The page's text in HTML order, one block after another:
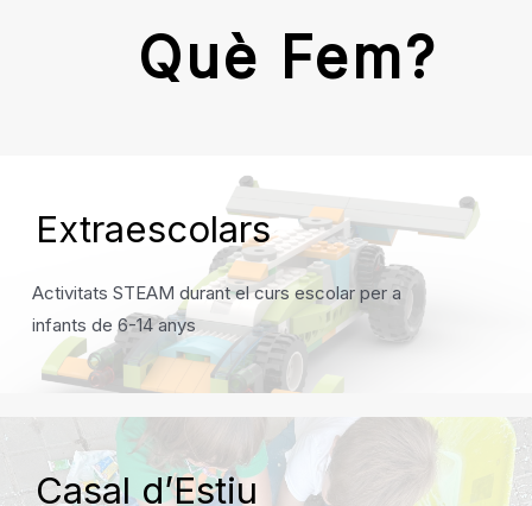
Què Fem?
Extraescolars
Activitats STEAM durant el curs escolar per a
infants de 6-14 anys
Casal d’Estiu